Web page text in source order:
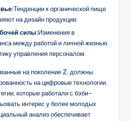
Тенденции к органической пище
на дизайн продукции.
силы:Изменения в
между работой и личной жизнью
управления персоналом.
на поколение Z, должны
на цифровые технологии.
которые работали с бэби-
интерес у более молодых
анализ обеспечивает